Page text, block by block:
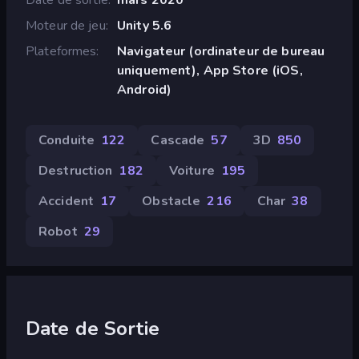
Moteur de jeu
Unity 5.6
Plateformes
Navigateur (ordinateur de bureau
uniquement), App Store (iOS,
Android)
Conduite 122 Cascade 57 3D 850
Destruction 182 Voiture 195
Accident 17 Obstacle 216 Char 38
Robot 29
Date de Sortie